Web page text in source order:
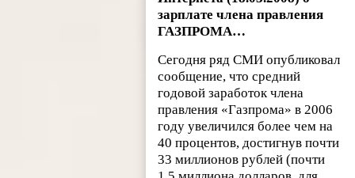
зарплате члена правления
ГАЗПРОМА…
Сегодня ряд СМИ опубликовал
сообщение, что средний
годовой заработок члена
правления «Газпрома» в 2006
году увеличился более чем на
40 процентов, достигнув почти
33 миллионов рублей (почти